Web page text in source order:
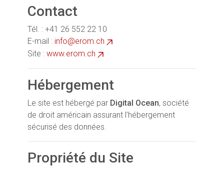
Contact
Tél. : +41 26 552 22 10
E-mail : info@erom.ch
Site : www.erom.ch
Hébergement
Le site est hébergé par Digital Ocean, société
de droit américain assurant l’hébergement
sécurisé des données.
Propriété du Site